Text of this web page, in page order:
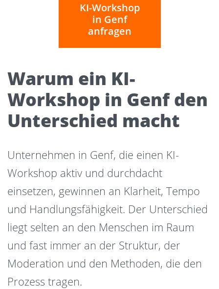
KI-Workshop
in Genf
anfragen
Warum ein KI-
Workshop in Genf den
Unterschied macht
Unternehmen in Genf, die einen KI-
Workshop aktiv und durchdacht
einsetzen, gewinnen an Klarheit, Tempo
und Handlungsfähigkeit. Der Unterschied
liegt selten an den Menschen im Raum
und fast immer an der Struktur, der
Moderation und den Methoden, die den
Prozess tragen.